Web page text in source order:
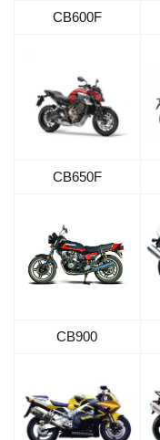
CB600F
CB650F
CB900